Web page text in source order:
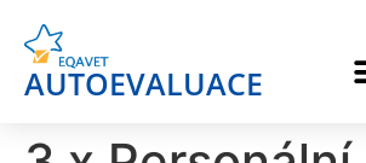
AUTOEVALUACE